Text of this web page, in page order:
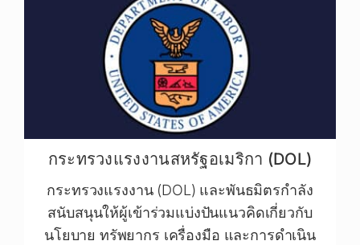
กระทรวงแรงงานสหรัฐอเมริกา (DOL)
กระทรวงแรงงาน (DOL) และพันธมิตรกำลัง
สนับสนุนให้ผู้เข้าร่วมแบ่งปันแนวคิดเกี่ยวกับ
นโยบาย ทรัพยากร เครื่องมือ และการดำเนิน